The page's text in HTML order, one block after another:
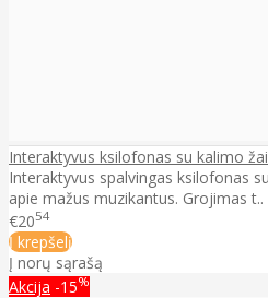
Interaktyvus ksilofonas su kalimo
Interaktyvus spalvingas ksilofonas
apie mažus muzikantus. Grojimas t..
€2054
Į krepšelį
Į norų sąrašą
Akcija -15%